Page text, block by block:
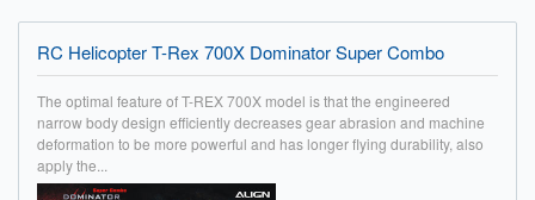
Schiffsschrauben Finder
Räder Finder
Luftschrauben Finder
Sendungsverfolgung DHL
RC Helicopter T-Rex 700X Dominator Super Combo
The optimal feature of T-REX 700X model is that the engineered
narrow body design efficiently decreases gear abrasion and machine
deformation to be more powerful and has longer flying durability, also
apply the...